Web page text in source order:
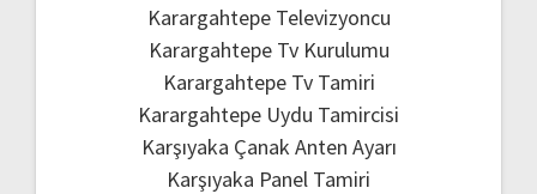
Karargahtepe Televizyoncu
Karargahtepe Tv Kurulumu
Karargahtepe Tv Tamiri
Karargahtepe Uydu Tamircisi
Karşıyaka Çanak Anten Ayarı
Karşıyaka Panel Tamiri